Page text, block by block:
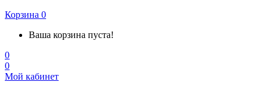
Корзина 0
Ваша корзина пуста!
0
0
Мой кабинет